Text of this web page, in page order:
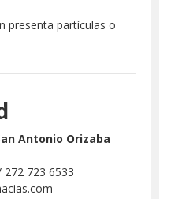
presenta partículas o
Antonio Orizaba
272 723 6533